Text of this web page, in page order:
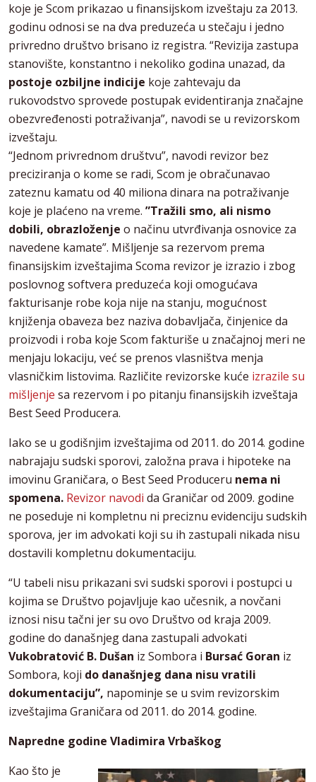
koje je Scom prikazao u finansijskom izveštaju za 2013.
godinu odnosi se na dva preduzeća u stečaju i jedno
privredno društvo brisano iz registra. “Revizija zastupa
stanovište, konstantno i nekoliko godina unazad, da
postoje ozbiljne indicije koje zahtevaju da
rukovodstvo sprovede postupak evidentiranja značajne
obezvređenosti potraživanja”, navodi se u revizorskom
izveštaju.
“Jednom privrednom društvu”, navodi revizor bez
preciziranja o kome se radi, Scom je obračunavao
zateznu kamatu od 40 miliona dinara na potraživanje
koje je plaćeno na vreme. ”Tražili smo, ali nismo
dobili, obrazloženje o načinu utvrđivanja osnovice za
navedene kamate”. Mišljenje sa rezervom prema
finansijskim izveštajima Scoma revizor je izrazio i zbog
poslovnog softvera preduzeća koji omogućava
fakturisanje robe koja nije na stanju, mogućnost
knjiženja obaveza bez naziva dobavljača, činjenice da
proizvodi i roba koje Scom fakturiše u značajnoj meri ne
menjaju lokaciju, već se prenos vlasništva menja
vlasničkim listovima. Različite revizorske kuće izrazile su
mišljenje sa rezervom i po pitanju finansijskih izveštaja
Best Seed Producera.
Iako se u godišnjim izveštajima od 2011. do 2014. godine
nabrajaju sudski sporovi, založna prava i hipoteke na
imovinu Graničara, o Best Seed Produceru nema ni
spomena. Revizor navodi da Graničar od 2009. godine
ne poseduje ni kompletnu ni preciznu evidenciju sudskih
sporova, jer im advokati koji su ih zastupali nikada nisu
dostavili kompletnu dokumentaciju.
“U tabeli nisu prikazani svi sudski sporovi i postupci u
kojima se Društvo pojavljuje kao učesnik, a novčani
iznosi nisu tačni jer su ovo Društvo od kraja 2009.
godine do današnjeg dana zastupali advokati
Vukobratović B. Dušan iz Sombora i Bursać Goran iz
Sombora, koji do današnjeg dana nisu vratili
dokumentaciju”, napominje se u svim revizorskim
izveštajima Graničara od 2011. do 2014. godine.
Napredne godine Vladimira Vrbaškog
Kao što je